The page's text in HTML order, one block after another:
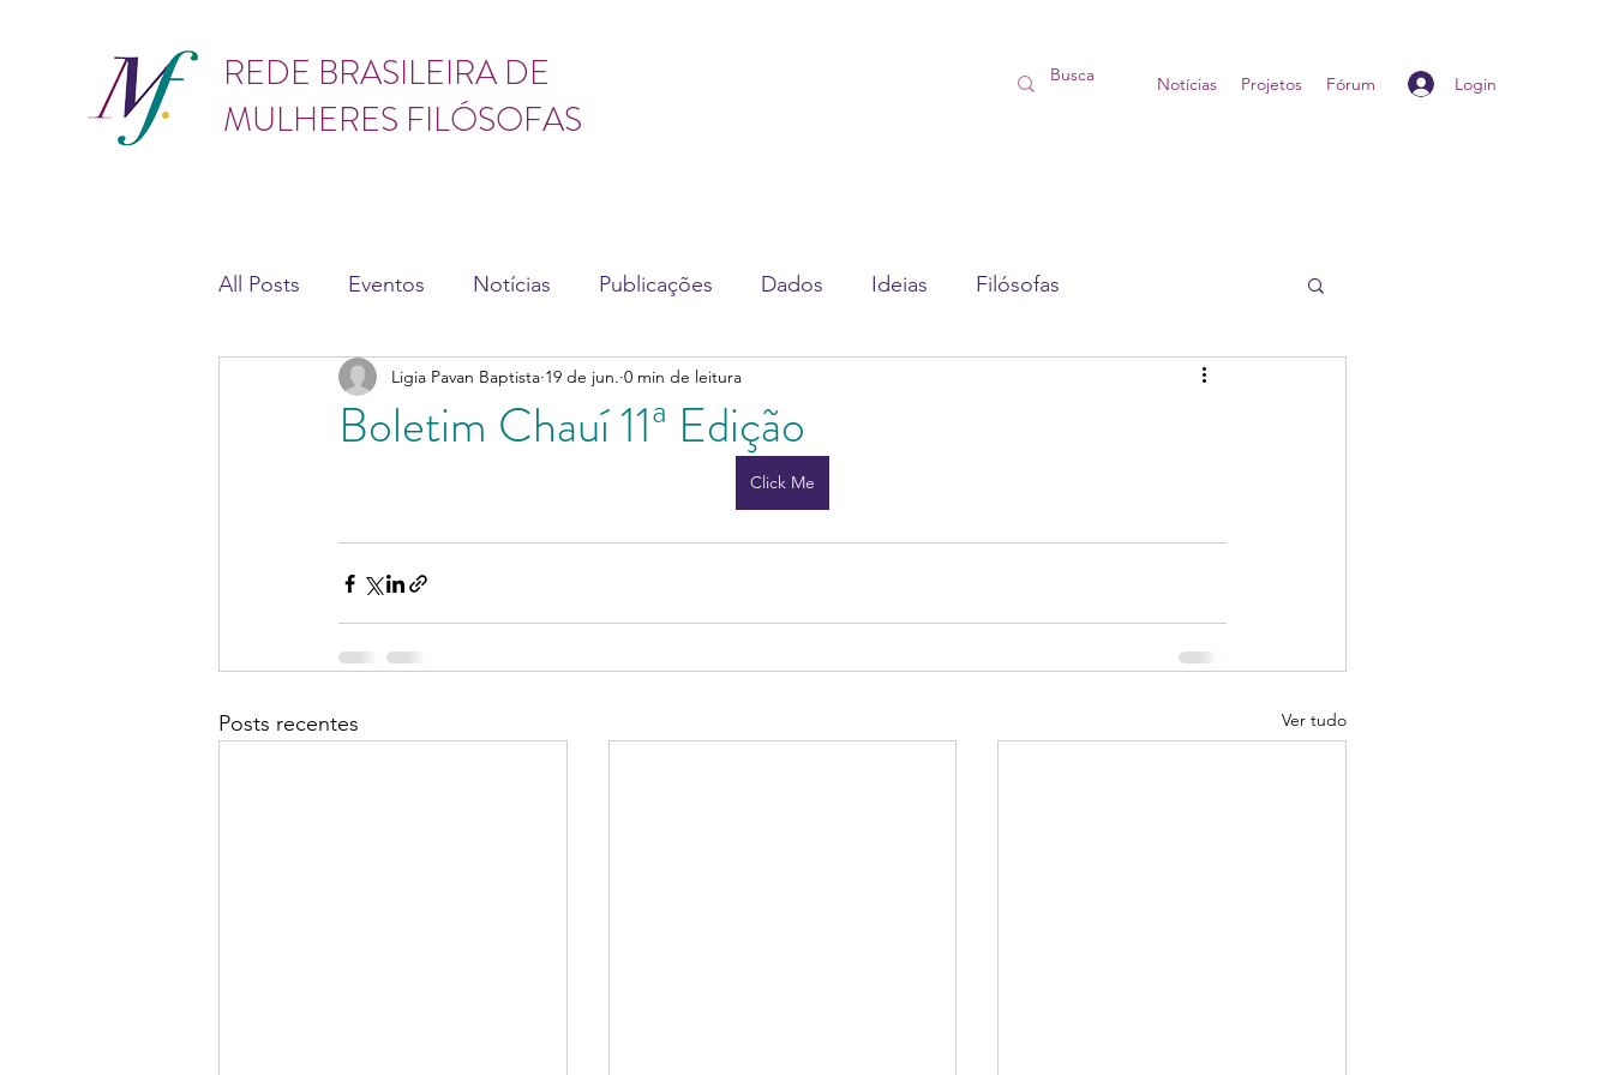
REDE BRASILEIRA DE
MULHERES FILÓSOFAS
Login
Home Notícias Projetos Fórum
All Posts Eventos Notícias Publicações Dados Ideias Filósofas
Teses e dissertações Assédio Vídeos
Boletim Chauí 11ª Edição
Ligia Pavan Baptista 19 de jun. 0 min de leitura
Click Me
Posts recentes Ver tudo